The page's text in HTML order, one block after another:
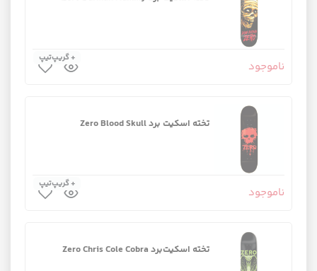
ناموجود
+ گریپ‌تیپ
تخته اسکیت برد Zero Blood Skull
ناموجود
+ گریپ‌تیپ
تخته اسکیت‌برد Zero Chris Cole Cobra